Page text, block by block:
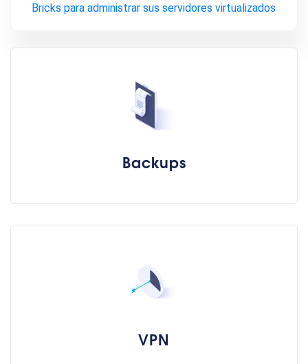
Bricks para administrar sus servidores virtualizados
Backups
VPN